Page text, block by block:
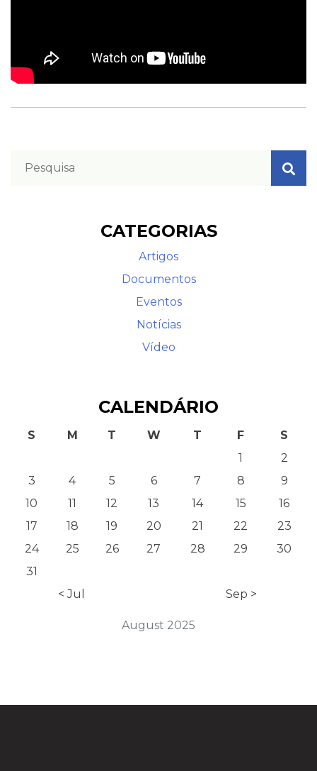
CATEGORIAS
Artigos
Documentos
Eventos
Notícias
Vídeo
CALENDÁRIO
August 2025
S M T W T F
S
1
2
3
4 5 6 7 8
9
10
11 12 13 14 15
16
17
18 19 20 21 22
23
24
25 26 27 28 29
30
31
< Jul
Sep >